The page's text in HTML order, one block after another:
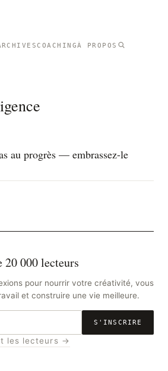
COACHINGÀ PROPOS
au progrès — embrassez-le
20 000 lecteurs
pour nourrir votre créativité, vous
et construire une vie meilleure.
S'INSCRIRE
les lecteurs →